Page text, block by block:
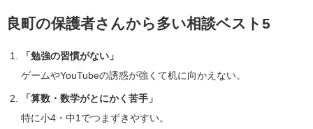
良町の保護者さんから多い相談ベスト5
「勉強の習慣がない」
ゲームやYouTubeの誘惑が強くて机に向かえない。
「算数・数学がとにかく苦手」
特に小4・中1でつまずきやすい。